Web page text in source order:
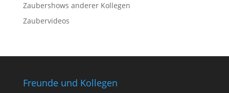
Zaubershows anderer Kollegen
Zaubervideos
Freunde und Kollegen